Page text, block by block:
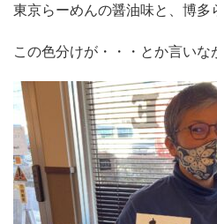
東京らーめんの醤油味と、博多
この色分けが・・・とか言いな